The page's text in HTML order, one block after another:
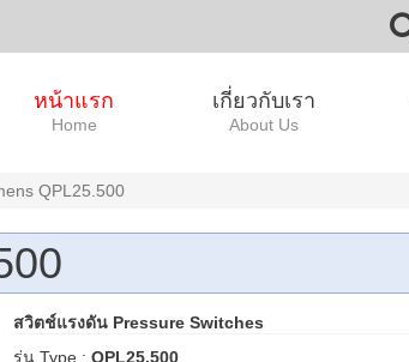
หน้าแรก
Home
เกี่ยวกับเรา
About Us
QPL25.500
สวิตช์แรงดัน Pressure Switches
รุ่น Type : QPL25.500